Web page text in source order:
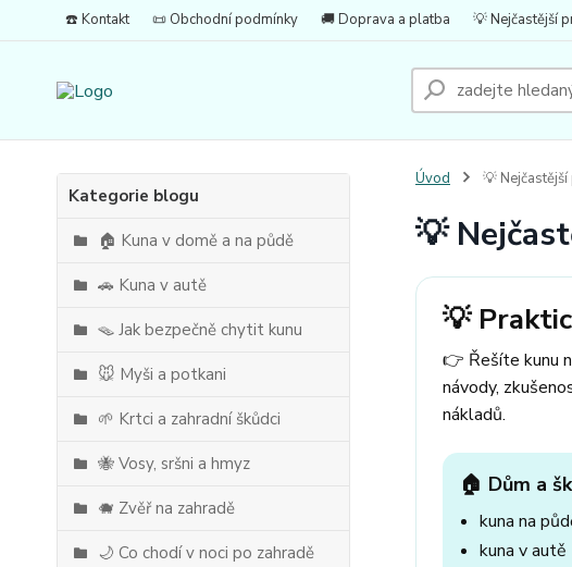
☎️ Kontakt 📜 Obchodní podmínky 🚚 Doprava a platba 💡 Nejčastější
Kategorie blogu
🏠 Kuna v domě a na půdě
🚗 Kuna v autě
🪤 Jak bezpečně chytit kunu
🐭 Myši a potkani
🌱 Krtci a zahradní škůdci
🐝 Vosy, sršni a hmyz
🐗 Zvěř na zahradě
🌙 Co chodí v noci po zahradě
Úvod 💡
💡
💡
👉 Řešíte kunu
návody,
nákladů.
🏠 Dům a
kuna na
kuna v autě